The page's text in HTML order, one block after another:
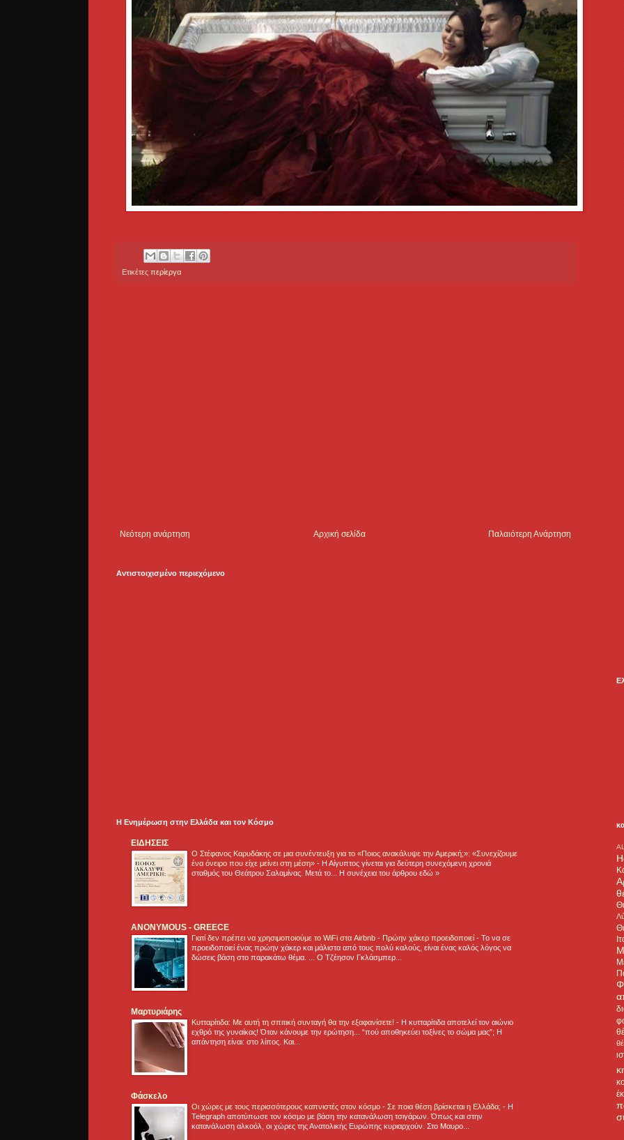
Ετικέτες περίεργα
Νεότερη ανάρτηση Παλαιότερη Ανάρτηση
Αρχική σελίδα
Αντιστοιχισμένο περιεχόμενο
Η Ενημέρωση στην Ελλάδα και τoν Κόσμο
ΕΙΔΗΣΕΙΣ
Ο Στέφανος Καρυδάκης σε μια συνέντευξη για το «Ποιος ανακάλυψε την Αμερική;»: «Συνεχίζουμε
ένα όνειρο που είχε μείνει στη μέση» - Η Αίγυπτος γίνεται για δεύτερη συνεχόμενη χρονιά
σταθμός του Θεάτρου Σαλαμίνας. Μετά το... Η συνέχεια του άρθρου εδώ »
ANONYMOUS - GREECE
Γιατί δεν πρέπει να χρησιμοποιούμε το WiFi στα Airbnb - Πρώην χάκερ προειδοποιεί- Το να σε
προειδοποιεί ένας πρώην χάκερ και μάλιστα από τους πολύ καλούς, είναι ένας καλός λόγος να
δώσεις βάση στο παρακάτω θέμα. ... Ο Τζέησον Γκλάσμπερ...
Μαρτυριάρης
Κυτταρίτιδα: Με αυτή τη σπιτική συνταγή θα την εξαφανίσετε! - H κυτταρίτιδα αποτελεί τον αιώνιο
εχθρό της γυναίκας! Όταν κάνουμε την ερώτηση... “πού αποθηκεύει τοξίνες το σώμα μας”; Η
απάντηση είναι: στο λίπος. Και...
Φάσκελο
Οι χώρες με τους περισσότερους καπνιστές στον κόσμο - Σε ποια θέση βρίσκεται η Ελλάδα; - Η
Telegraph αποτύπωσε τον κόσμο με βάση την κατανάλωση τσιγάρων. Όπως και στην
κατανάλωση αλκοόλ, οι χώρες της Ανατολικής Ευρώπης κυριαρχούν. Στο Μαυρο...